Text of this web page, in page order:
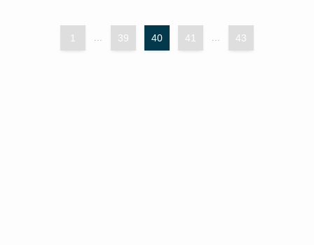
1 ... 39 40 41 ... 43